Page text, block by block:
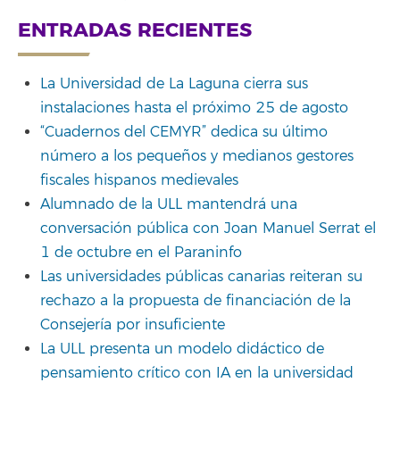
ENTRADAS RECIENTES
La Universidad de La Laguna cierra sus
instalaciones hasta el próximo 25 de agosto
“Cuadernos del CEMYR” dedica su último
número a los pequeños y medianos gestores
fiscales hispanos medievales
Alumnado de la ULL mantendrá una
conversación pública con Joan Manuel Serrat el
1 de octubre en el Paraninfo
Las universidades públicas canarias reiteran su
rechazo a la propuesta de financiación de la
Consejería por insuficiente
La ULL presenta un modelo didáctico de
pensamiento crítico con IA en la universidad